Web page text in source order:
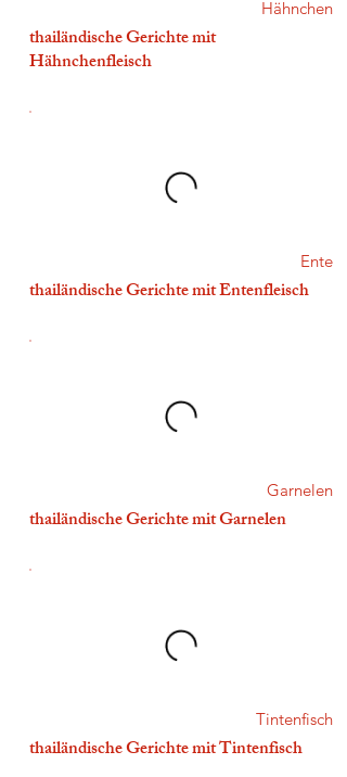
Hähnchen
thailändische Gerichte mit
Hähnchenfleisch
Ente
thailändische Gerichte mit Entenfleisch
Garnelen
thailändische Gerichte mit Garnelen
Tintenfisch
thailändische Gerichte mit Tintenfisch